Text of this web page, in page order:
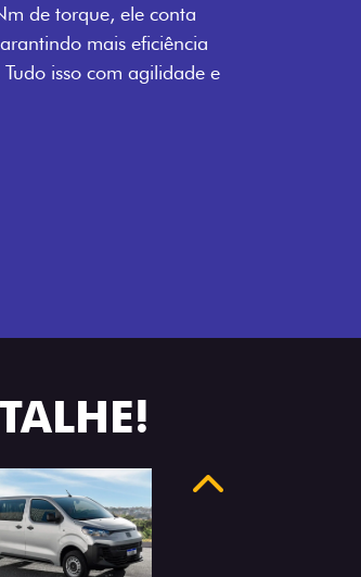
de torque, ele conta
mais eficiência
isso com agilidade e
Anterior